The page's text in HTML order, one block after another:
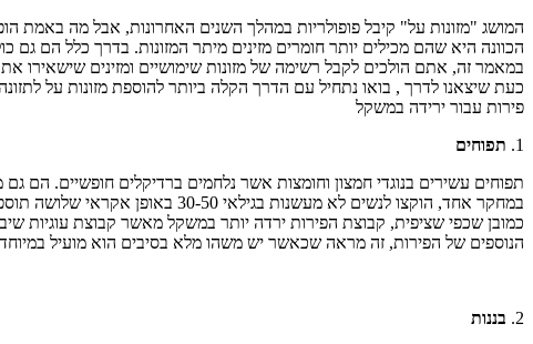
המושג "מזונות על" קיבל פופולריות במהלך השנים האחרונות, אבל מה באמת
הכוונה היא שהם מכילים יותר חומרים מזינים מיתר המזונות. בדרך כלל הם גם
במאמר זה, אתם הולכים לקבל רשימה של מזונות שימושיים ומזינים שישאירו
כעת שיצאנו לדרך , בואו נתחיל עם הדרך הקלה ביותר להוספת מזונות על
פירות עבור ירידה במשקל
1. תפוחים
תפוחים עשירים בנוגדי חמצון וחומצות אשר נלחמים ברדיקלים חופשיים. הם גם
במחקר אחד, הוקצו לנשים לא מעשנות בגילאי 30-50 באופן אקראי שלושה תוספי תזונה, הוספה של שלושה תפוחים ליום לדיאטה שלהן, שלושה אגסים ביום או שלושה עוגיות שיבולת שועל ליום.
כמובן שכפי שציפית, קבוצת הפירות ירדה יותר במשקל מאשר קבוצת עוגיות
הנוספים של הפירות, זה מראה שכאשר יש משהו מלא בסיבים הוא מועיל
2. בננות